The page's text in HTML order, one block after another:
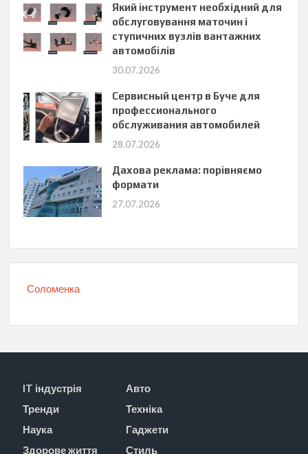
Який інструмент необхідний для
обслуговування маточин і
ступичних вузлів вантажних
автомобілів
30.07.2026
Сервисный центр в Буче для
профессионального
обслуживания автомобилей
28.07.2026
Дахова реклама: порівняємо
формати
27.07.2026
Соломенка
IT індустрія
Авто
Тренди
Техніка
Наука
Гаджети
Здорове життя
Стиль